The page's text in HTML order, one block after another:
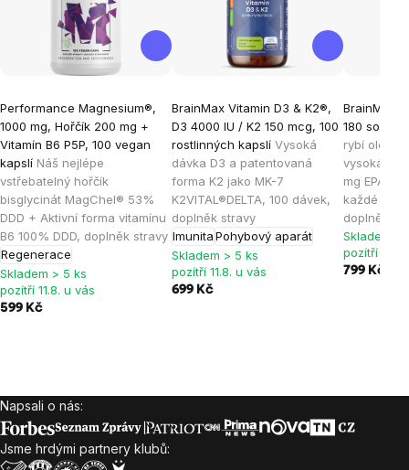
Performance Magnesium®,
1000 mg, Hořčík 200 mg +
Vitamín B6 P5P, 100 vegan
kapslí Náš nejlépe
vstřebatelný hořčík
bisglycinát MagChel® 53%
DDD + Aktivní forma vitamínu
B6 100% DDD, doplněk stravy
Regenerace
Skladem > 5 ks
pozítří 11.8. u vás
599 Kč
BrainMax Vitamin D3 & K2®,
D3 4000 IU / K2 150 mcg, 100
rostlinných kapslí Vysoká
dávka D3 a patentovaná
forma K2 jako MK-7
K2VITAL®DELTA, 100 dávek,
doplněk stravy
ImunitaPohybový aparát
Skladem > 5 ks
pozítří 11.8. u vás
699 Kč
BrainMax
180
rybí olej,
vysoká
mg EPA a
každé
doplněk
Skladem >
pozítří 11.8.
799 Kč
Zápatí
Napsali o nás:
Jsme hrdými partnery klubů: